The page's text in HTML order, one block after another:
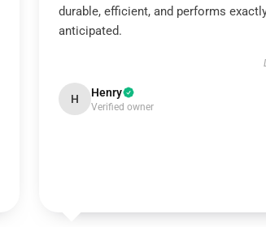
durable, efficient, and performs
anticipated.
H Henry
Verified owner